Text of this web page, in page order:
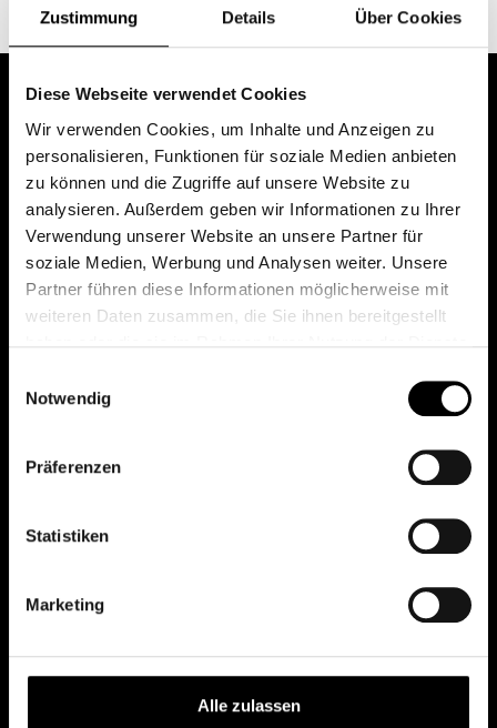
Zustimmung Details Über Cookies
Diese Webseite verwendet Cookies
Wir verwenden Cookies, um Inhalte und Anzeigen zu
personalisieren, Funktionen für soziale Medien anbieten
zu können und die Zugriffe auf unsere Website zu
analysieren. Außerdem geben wir Informationen zu Ihrer
Verwendung unserer Website an unsere Partner für
soziale Medien, Werbung und Analysen weiter. Unsere
Partner führen diese Informationen möglicherweise mit
weiteren Daten zusammen, die Sie ihnen bereitgestellt
Notwendig
Präferenzen
Statistiken
Marketing
Alle zulassen
Das erste Depot in Österreich mit 0€ Kontoführung,
0€ Ausgabeaufschlag und 0€ Depotgebühren bei
knapp 2000 Fonds und 0€ Orderspesen.
All rights reserved.
Depot eröffnen
Depot übertragen
Konditionen